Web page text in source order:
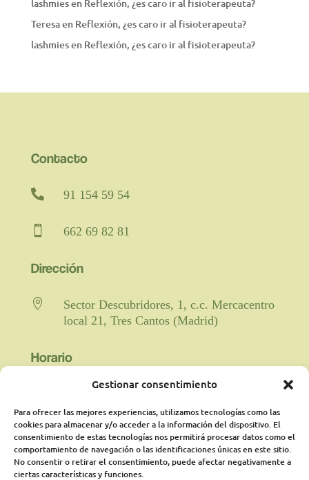
Gestionar consentimiento
Para ofrecer las mejores experiencias, utilizamos tecnologías como las
cookies para almacenar y/o acceder a la información del dispositivo. El
consentimiento de estas tecnologías nos permitirá procesar datos como el
comportamiento de navegación o las identificaciones únicas en este sitio.
No consentir o retirar el consentimiento, puede afectar negativamente a
ciertas características y funciones.
lashmiesen Reflexión, ¿es caro ir al fisioterapeuta?
Teresaen Reflexión, ¿es caro ir al fisioterapeuta?
lashmiesen Reflexión, ¿es caro ir al fisioterapeuta?
Contacto
 91 154 59 54
 662 69 82 81
Dirección

Sector Descubridores, 1, c.c. Mercacentro
local 21, Tres Cantos (Madrid)
Horario
viernes de 9:00 a 21:00 horas
ininterrumpido.
Psicología: Lunes de 18:00 a 21:00
presencialmente y martes online de 16:00a